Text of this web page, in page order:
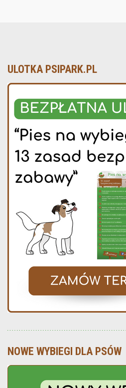
ULOTKA PSIPARK.PL
NOWE WYBIEGI DLA PSÓW